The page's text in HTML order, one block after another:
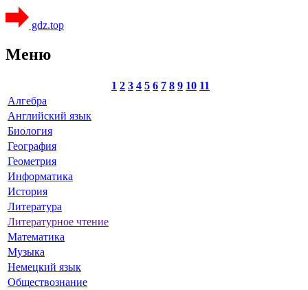
gdz.top
Меню
1 2 3 4 5 6 7 8 9 10 11
Алгебра
Английский язык
Биология
География
Геометрия
Информатика
История
Литература
Литературное чтение
Математика
Музыка
Немецкий язык
Обществознание